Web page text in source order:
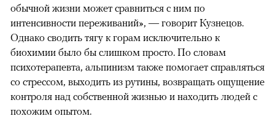
обычной жизни может сравниться с ним по
интенсивности переживаний», — говорит Кузнецов.
Однако сводить тягу к горам исключительно к
биохимии было бы слишком просто. По словам
психотерапевта, альпинизм также помогает справляться
со стрессом, выходить из рутины, возвращать ощущение
контроля над собственной жизнью и находить людей с
похожим опытом.